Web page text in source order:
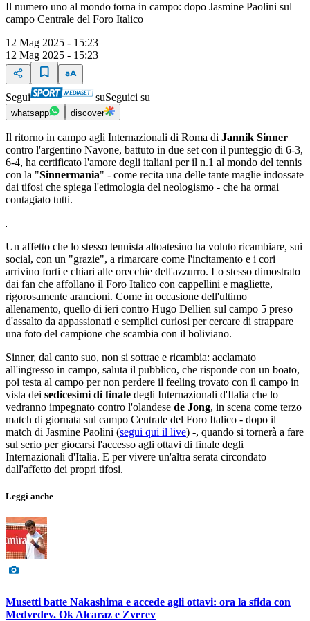
Il numero uno al mondo torna in campo: dopo Jasmine Paolini sul
campo Centrale del Foro Italico
12 Mag 2025 - 15:23
12 Mag 2025 - 15:23
Segui suSeguici su
whatsapp discover
Il ritorno in campo agli Internazionali di Roma di Jannik Sinner
contro l'argentino Navone, battuto in due set con il punteggio di 6-3,
6-4, ha certificato l'amore degli italiani per il n.1 al mondo del tennis
con la "Sinnermania" - come recita una delle tante maglie indossate
dai tifosi che spiega l'etimologia del neologismo - che ha ormai
contagiato tutti.
Un affetto che lo stesso tennista altoatesino ha voluto ricambiare, sui
social, con un "grazie", a rimarcare come l'incitamento e i cori
arrivino forti e chiari alle orecchie dell'azzurro. Lo stesso dimostrato
dai fan che affollano il Foro Italico con cappellini e magliette,
rigorosamente arancioni. Come in occasione dell'ultimo
allenamento, quello di ieri contro Hugo Dellien sul campo 5 preso
d'assalto da appassionati e semplici curiosi per cercare di strappare
una foto del campione che scambia con il boliviano.
Sinner, dal canto suo, non si sottrae e ricambia: acclamato
all'ingresso in campo, saluta il pubblico, che risponde con un boato,
poi testa al campo per non perdere il feeling trovato con il campo in
vista dei sedicesimi di finale degli Internazionali d'Italia che lo
vedranno impegnato contro l'olandese de Jong, in scena come terzo
match di giornata sul campo Centrale del Foro Italico - dopo il
match di Jasmine Paolini (segui qui il live) -, quando si tornerà a fare
sul serio per giocarsi l'accesso agli ottavi di finale degli
Internazionali d'Italia. E per vivere un'altra serata circondato
dall'affetto dei propri tifosi.
Leggi anche
Musetti batte Nakashima e accede agli ottavi: ora la sfida con
Medvedev. Ok Alcaraz e Zverev